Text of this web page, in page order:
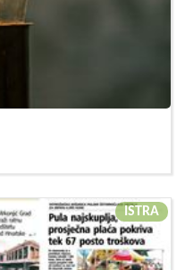
ISTRA